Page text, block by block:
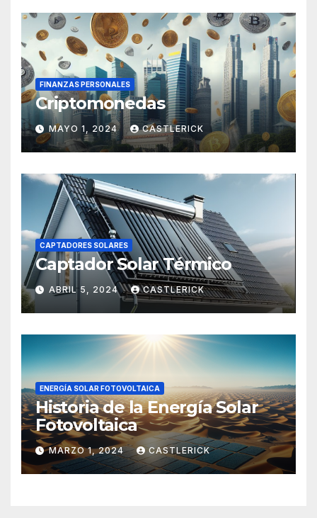
FINANZAS PERSONALES
Criptomonedas
MAYO 1, 2024 CASTLERICK
CAPTADORES SOLARES
Captador Solar Térmico
ABRIL 5, 2024 CASTLERICK
ENERGÍA SOLAR FOTOVOLTAICA
Historia de la Energía Solar
Fotovoltaica
MARZO 1, 2024 CASTLERICK